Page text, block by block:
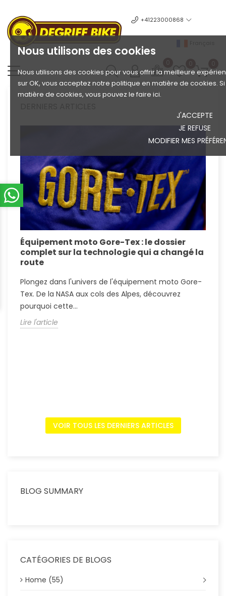
Nous utilisons des cookies
Nous utilisons des cookies pour vous offrir la meilleure
sur OK, vous acceptez notre politique en matière de cookies.
matière de cookies, vous pouvez le faire ici.
J'ACCEPTE
JE REFUSE
MODIFIER MES
+41223000868
Équipement moto Gore-Tex : le dossier
complet sur la technologie qui a changé la
route
Plongez dans l'univers de l'équipement moto Gore-
Tex. De la NASA aux cols des Alpes, découvrez
pourquoi cette...
Lire l'article
VOIR TOUS LES DERNIERS ARTICLES
BLOG SUMMARY
CATÉGORIES DE BLOGS
Home (55)